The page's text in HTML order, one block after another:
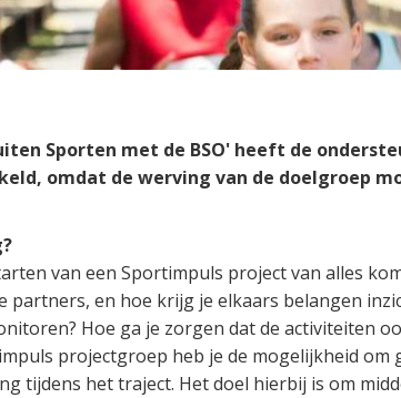
Sporten met de BSO' heeft de
omdat de werving van de doelgroep
van een Sportimpuls project van alles
partners, en hoe krijg je elkaars belangen
Hoe ga je zorgen dat de activiteiten
projectgroep heb je de mogelijkheid om
tijdens het traject. Het doel hierbij is om